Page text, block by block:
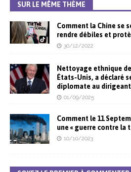
SUR LE MÊME THÈME
Comment la Chine se
rendre débiles et
30/12/2022
Nettoyage ethnique
États-Unis, a déclaré
diplomate au
01/09/2025
Comment le 11
une « guerre contre la
10/10/2023